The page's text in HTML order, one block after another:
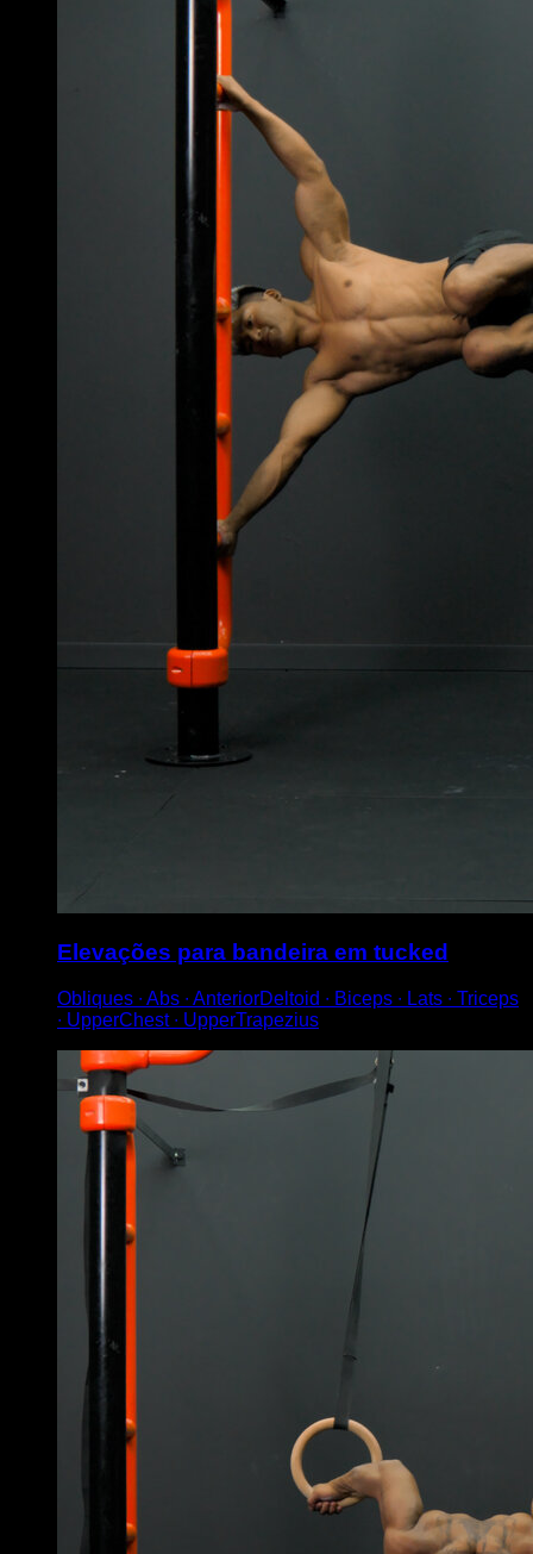
Elevações para bandeira em tucked
Obliques ∙ Abs ∙ AnteriorDeltoid ∙ Biceps ∙ Lats ∙ Triceps
∙ UpperChest ∙ UpperTrapezius